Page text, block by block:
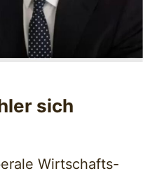
sich